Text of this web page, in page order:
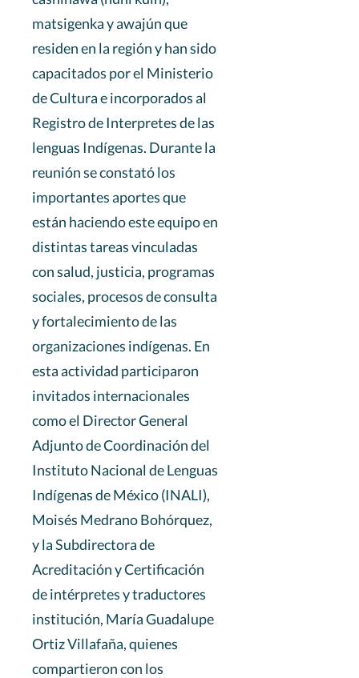
matsigenka y awajún que
residen en la región y han sido
capacitados por el Ministerio
de Cultura e incorporados al
Registro de Interpretes de las
lenguas Indígenas. Durante la
reunión se constató los
importantes aportes que
están haciendo este equipo en
distintas tareas vinculadas
con salud, justicia, programas
sociales, procesos de consulta
y fortalecimiento de las
organizaciones indígenas. En
esta actividad participaron
invitados internacionales
como el Director General
Adjunto de Coordinación del
Instituto Nacional de Lenguas
Indígenas de México (INALI),
Moisés Medrano Bohórquez,
y la Subdirectora de
Acreditación y Certificación
de intérpretes y traductores
institución, María Guadalupe
Ortiz Villafaña, quienes
compartieron con los